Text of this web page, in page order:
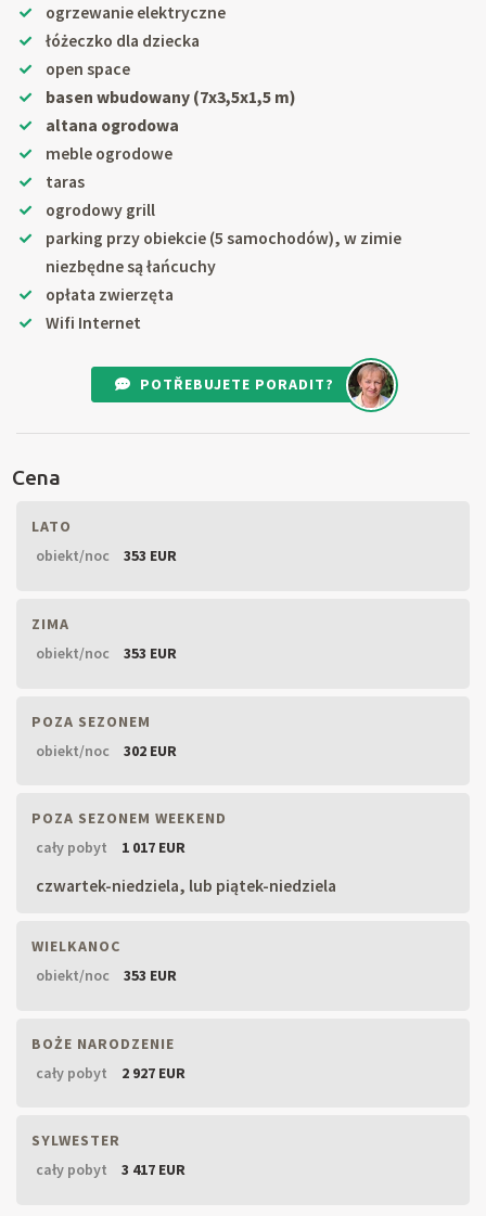
ogrzewanie elektryczne
łóżeczko dla dziecka
open space
basen wbudowany (7x3,5x1,5 m)
altana ogrodowa
meble ogrodowe
taras
ogrodowy grill
parking przy obiekcie (5 samochodów), w zimie
niezbędne są łańcuchy
opłata zwierzęta
Wifi Internet
POTŘEBUJETE PORADIT?
Cena
LATO
obiekt/noc
353 EUR
ZIMA
obiekt/noc
353 EUR
POZA SEZONEM
obiekt/noc
302 EUR
POZA SEZONEM WEEKEND
cały pobyt
1 017 EUR
czwartek-niedziela, lub piątek-niedziela
WIELKANOC
obiekt/noc
353 EUR
BOŻE NARODZENIE
cały pobyt
2 927 EUR
SYLWESTER
cały pobyt
3 417 EUR